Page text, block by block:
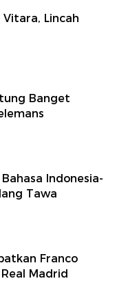
Vitara, Lincah
Banget
Indonesia-
Tawa
Franco
Madrid